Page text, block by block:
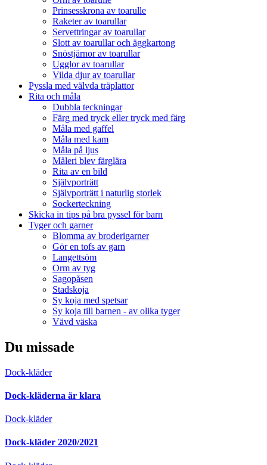
Prinsesskrona av toarulle
Raketer av toarullar
Servettringar av toarullar
Slott av toarullar och äggkartong
Snöstjärnor av toarullar
Ugglor av toarullar
Vilda djur av toarullar
Pyssla med välvda träplattor
Rita och måla
Dubbla teckningar
Färg med tryck eller tryck med färg
Måla med gaffel
Måla med kam
Måla på ljus
Måleri blev färglära
Rita av en bild
Självporträtt
Självporträtt i naturlig storlek
Sockerteckning
Skicka in tips på bra pyssel för barn
Tyger och garner
Blomma av broderigarner
Gör en tofs av garn
Langettsöm
Orm av tyg
Sagopåsen
Stadskoja
Sy koja med spetsar
Sy koja till barnen - av olika tyger
Vävd väska
Du missade
Dock-kläder
Dock-kläderna är klara
Dock-kläder
Dock-kläder 2020/2021